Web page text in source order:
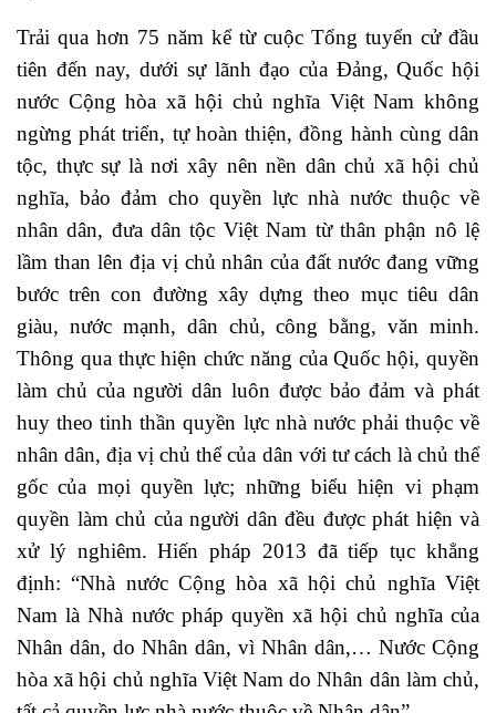
Trải qua hơn 75 năm kể từ cuộc Tổng tuyển cử đầu
tiên đến nay, dưới sự lãnh đạo của Đảng, Quốc hội
nước Cộng hòa xã hội chủ nghĩa Việt Nam không
ngừng phát triển, tự hoàn thiện, đồng hành cùng dân
tộc, thực sự là nơi xây nên nền dân chủ xã hội chủ
nghĩa, bảo đảm cho quyền lực nhà nước thuộc về
nhân dân, đưa dân tộc Việt Nam từ thân phận nô lệ
lầm than lên địa vị chủ nhân của đất nước đang vững
bước trên con đường xây dựng theo mục tiêu dân
giàu, nước mạnh, dân chủ, công bằng, văn minh.
Thông qua thực hiện chức năng của Quốc hội, quyền
làm chủ của người dân luôn được bảo đảm và phát
huy theo tinh thần quyền lực nhà nước phải thuộc về
nhân dân, địa vị chủ thể của dân với tư cách là chủ thể
gốc của mọi quyền lực; những biểu hiện vi phạm
quyền làm chủ của người dân đều được phát hiện và
xử lý nghiêm. Hiến pháp 2013 đã tiếp tục khẳng
định: “Nhà nước Cộng hòa xã hội chủ nghĩa Việt
Nam là Nhà nước pháp quyền xã hội chủ nghĩa của
Nhân dân, do Nhân dân, vì Nhân dân,… Nước Cộng
hòa xã hội chủ nghĩa Việt Nam do Nhân dân làm chủ,